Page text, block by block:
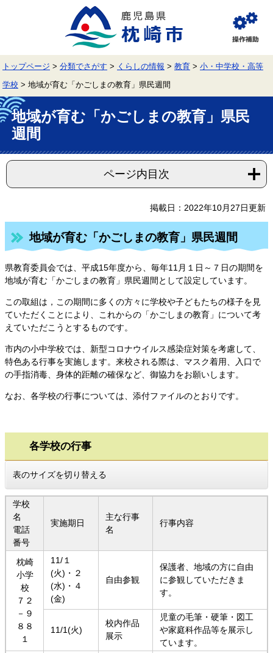
で
す。
ば
し
本
文
へ
覧
補
助
トップページ > 分類でさがす > くらしの情報 > 教育 > 小・中学校・高等
学校 > 地域が育む「かごしまの教育」県民週間
本
文 地域が育む「かごしまの教育」県民
週間
ページ内目次
掲載日：2022年10月27日更新
地域が育む「かごしまの教育」県民週間
県教育委員会では、平成15年度から、毎年11月１日～７日の期間を
地域が育む「かごしまの教育」県民週間として設定しています。
この取組は，この期間に多くの方々に学校や子どもたちの様子を見
ていただくことにより、これからの「かごしまの教育」について考
えていただこうとするものです。
市内の小中学校では、新型コロナウイルス感染症対策を考慮して、
特色ある行事を実施します。来校される際は、マスク着用、入口で
の手指消毒、身体的距離の確保など、御協力をお願いします。
なお、各学校の行事については、添付ファイルのとおりです。
各学校の行事
表のサイズを切り替える
学校
名
電話
番号
実施期日
主な行事
名
行事内容
枕崎
小学
校
７２
－９
８８
１
11/１
(火)・２
(水)・４
(金)
自由参観
保護者、地域の方に自由
に参観していただきま
す。
11/1(火)
校内作品
展示
児童の毛筆・硬筆・図工
や家庭科作品等を展示し
ています。